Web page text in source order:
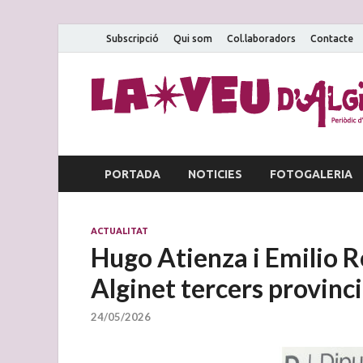
Subscripció Qui som Col.laboradors Contacte
PORTADA NOTICIES FOTOGALERIA
ACTUALITAT
Hugo Atienza i Emilio
Alginet tercers
24/05/2026